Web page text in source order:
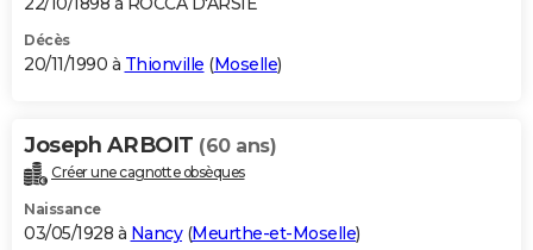
Décès
20/11/1990 à Thionville (Moselle)
Joseph ARBOIT (60 ans)
Créer une cagnotte obsèques
Naissance
03/05/1928 à Nancy(Meurthe-et-Moselle)